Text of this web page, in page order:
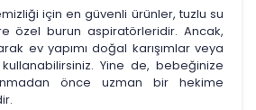
için en güvenli ürünler, tuzlu su
özel burun aspiratörleridir. Ancak,
ev yapımı doğal karışımlar veya
Yine de, bebeğinize
önce uzman bir hekime